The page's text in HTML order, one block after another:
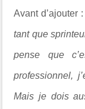
Avant d’ajouter :
tant que
pense que
professionnel,
Mais je dois